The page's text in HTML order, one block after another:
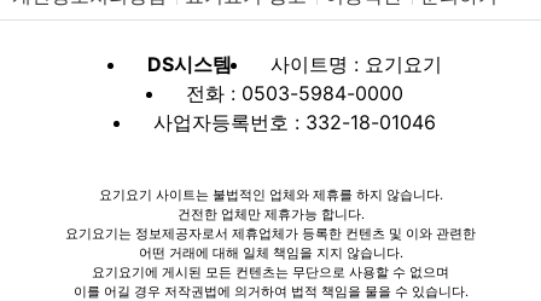
DS시스템
사이트명 : 요기요기
전화 : 0503-5984-0000
사업자등록번호 : 332-18-01046
요기요기 사이트는 불법적인 업체와 제휴를 하지 않습니다.
건전한 업체만 제휴가능 합니다.
요기요기는 정보제공자로서 제휴업체가 등록한 컨텐츠 및 이와 관련한
어떤 거래에 대해 일체 책임을 지지 않습니다.
요기요기에 게시된 모든 컨텐츠는 무단으로 사용할 수 없으며
이를 어길 경우 저작권법에 의거하여 법적 책임을 물을 수 있습니다.